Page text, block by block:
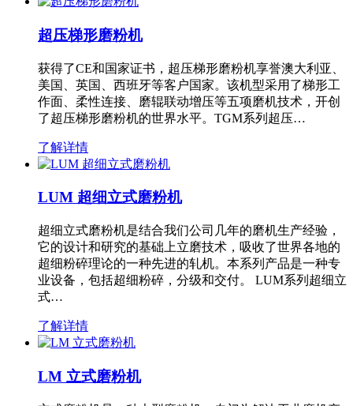
超压梯形磨粉机
获得了CE和国家证书，超压梯形磨粉机享誉澳大利亚、
美国、英国、西班牙等客户国家。该机型采用了梯形工
作面、柔性连接、磨辊联动增压等五项磨机技术，开创
了超压梯形磨粉机的世界水平。TGM系列超压…
了解详情
LUM 超细立式磨粉机
超细立式磨粉机是结合我们公司几年的磨机生产经验，
它的设计和研究的基础上立磨技术，吸收了世界各地的
超细粉碎理论的一种先进的轧机。本系列产品是一种专
业设备，包括超细粉碎，分级和交付。 LUM系列超细立
式…
了解详情
LM 立式磨粉机